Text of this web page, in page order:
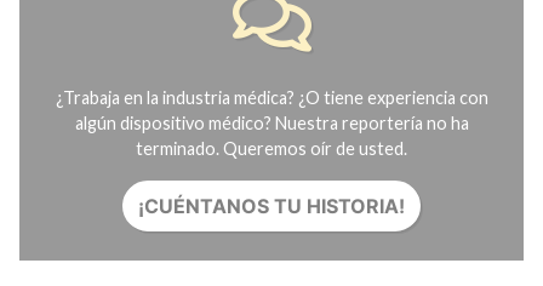
¿Trabaja en la industria médica? ¿O tiene experiencia con
algún dispositivo médico? Nuestra reportería no ha
terminado. Queremos oír de usted.
¡CUÉNTANOS TU HISTORIA!